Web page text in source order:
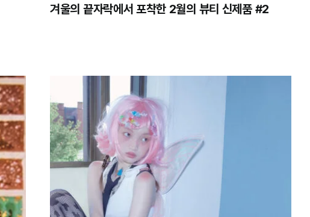
겨울의 끝자락에서 포착한 2월의 뷰티 신제품 #2